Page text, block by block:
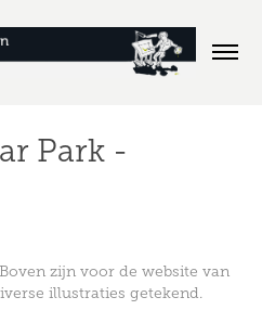
Park -
zijn voor de website van
illustraties getekend.